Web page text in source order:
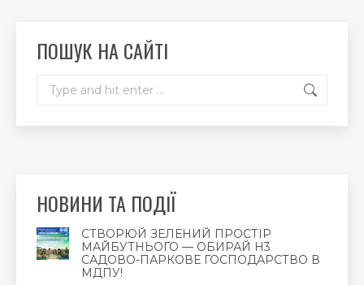
windowwindowwindow
ПОШУК НА САЙТІ
НОВИНИ ТА ПОДІЇ
СТВОРЮЙ ЗЕЛЕНИЙ ПРОСТІР
МАЙБУТНЬОГО — ОБИРАЙ Н3
САДОВО-ПАРКОВЕ ГОСПОДАРСТВО В
МДПУ!